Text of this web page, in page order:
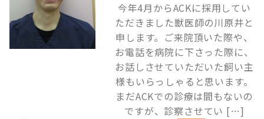
今年4月からACKに採用してい
ただきました獣医師の川原井と
申します。ご来院頂いた際や、
お電話を病院に下さった際に、
お話しさせていただいた飼い主
様もいらっしゃると思います。
まだACKでの診療は間もないの
ですが、診察させてい […]